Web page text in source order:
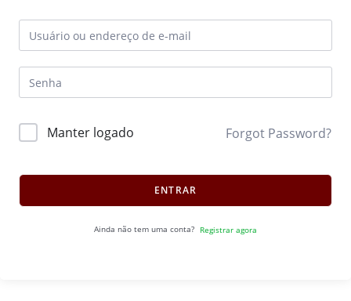
Manter logado Forgot Password?
ENTRAR
Ainda não tem uma conta? Registrar agora